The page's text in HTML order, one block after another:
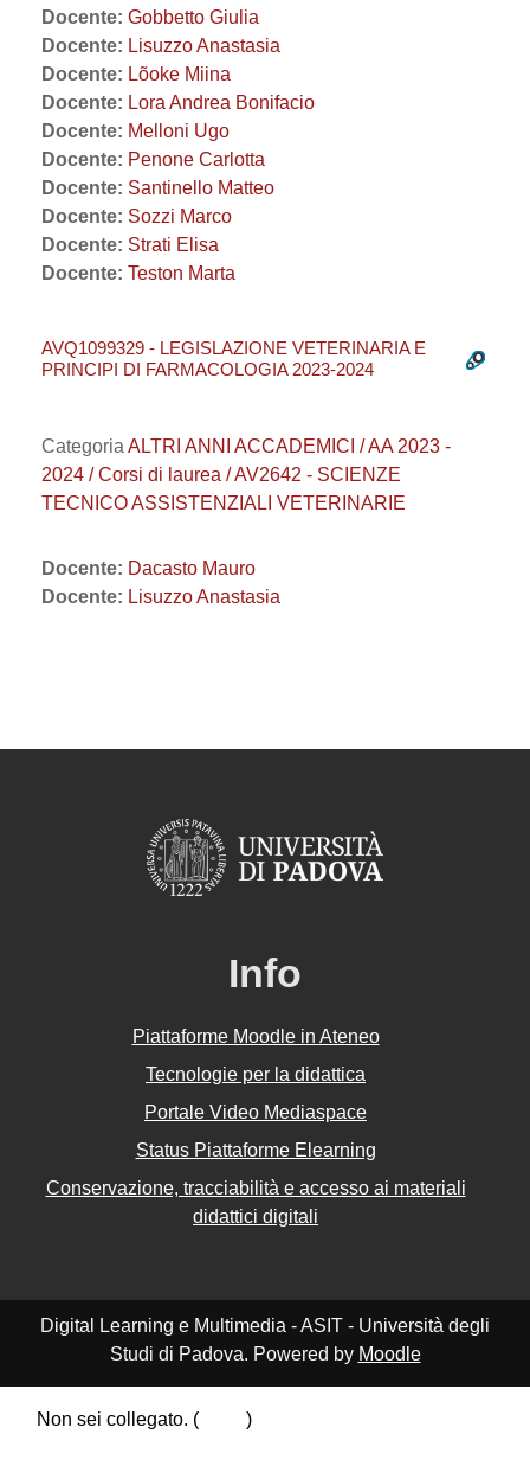
Docente: Gobbetto Giulia
Docente: Lisuzzo Anastasia
Docente: Lõoke Miina
Docente: Lora Andrea Bonifacio
Docente: Melloni Ugo
Docente: Penone Carlotta
Docente: Santinello Matteo
Docente: Sozzi Marco
Docente: Strati Elisa
Docente: Teston Marta
AVQ1099329 - LEGISLAZIONE VETERINARIA E
PRINCIPI DI FARMACOLOGIA 2023-2024
Categoria ALTRI ANNI ACCADEMICI / AA 2023 -
2024 / Corsi di laurea / AV2642 - SCIENZE
TECNICO ASSISTENZIALI VETERINARIE
Docente: Dacasto Mauro
Docente: Lisuzzo Anastasia
Info
Piattaforme Moodle in Ateneo
Tecnologie per la didattica
Portale Video Mediaspace
Status Piattaforme Elearning
Conservazione, tracciabilità e accesso ai materiali
didattici digitali
Digital Learning e Multimedia - ASIT - Università degli
Studi di Padova. Powered by Moodle
Non sei collegato. (
)